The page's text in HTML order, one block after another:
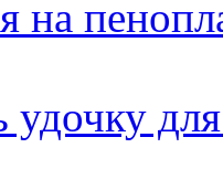
на
удочку